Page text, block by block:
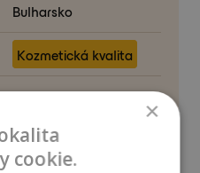
Bulharsko
Kozmetická kvalita
Parná destilácia
Tvár ; Oblasť okolo
očí ; Vlasy ; Pokožka
×
cookie.